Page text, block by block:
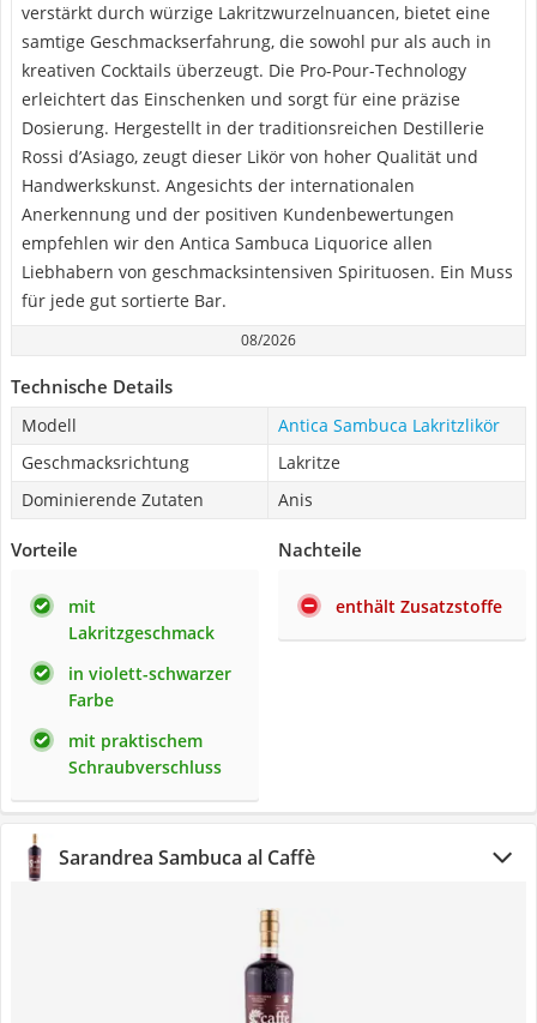
verstärkt durch würzige Lakritzwurzelnuancen, bietet eine
samtige Geschmackserfahrung, die sowohl pur als auch in
kreativen Cocktails überzeugt. Die Pro-Pour-Technology
erleichtert das Einschenken und sorgt für eine präzise
Dosierung. Hergestellt in der traditionsreichen Destillerie
Rossi d’Asiago, zeugt dieser Likör von hoher Qualität und
Handwerkskunst. Angesichts der internationalen
Anerkennung und der positiven Kundenbewertungen
empfehlen wir den Antica Sambuca Liquorice allen
Liebhabern von geschmacksintensiven Spirituosen. Ein Muss
für jede gut sortierte Bar.
08/2026
Technische Details
Modell
Antica Sambuca Lakritzlikör
Geschmacksrichtung
Lakritze
Dominierende Zutaten
Anis
Vorteile
mit
Lakritzgeschmack
in violett-schwarzer
Farbe
mit praktischem
Schraubverschluss
Nachteile
enthält Zusatzstoffe
Sarandrea Sambuca al Caffè